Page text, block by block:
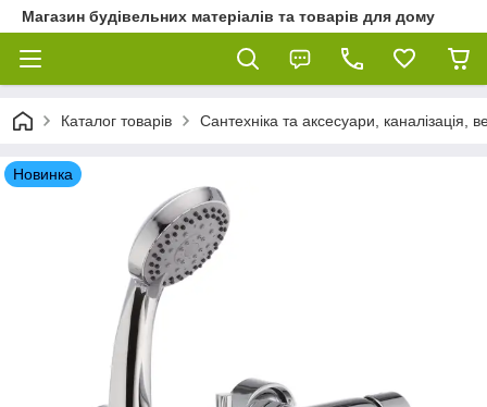
Магазин будівельних матеріалів та товарів для дому
Каталог товарів Сантехніка та аксесуари, каналізація,
Новинка